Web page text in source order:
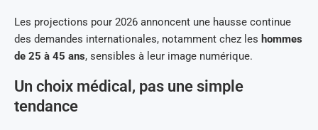
Les projections pour 2026 annoncent une hausse continue
des demandes internationales, notamment chez les hommes
de 25 à 45 ans, sensibles à leur image numérique.
Un choix médical, pas une simple
tendance